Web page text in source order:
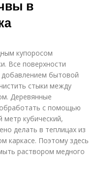
в
купоросом
Все поверхности
бытовой
стыки между
Деревянные
с помощью
кубический,
делать в теплицах из
каркасе. Поэтому здесь
раствором медного